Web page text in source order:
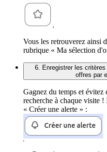
.
Vous les retrouverez ainsi
rubrique « Ma sélection
6. Enregistrer les
offres par
Gagnez du temps et évitez
recherche à chaque visite
« Créer une alerte » :